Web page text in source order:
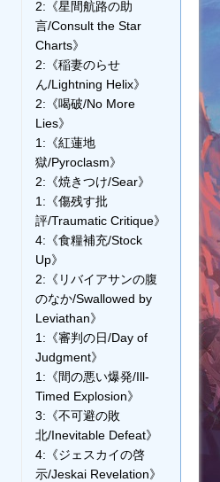
2:《星間航路の助
言/Consult the Star
Charts》
2:《稲妻のらせ
ん/Lightning Helix》
2:《喝破/No More
Lies》
1:《紅蓮地
獄/Pyroclasm》
2:《焼きつけ/Sear》
1:《傷残す批
評/Traumatic Critique》
4:《食糧補充/Stock
Up》
2:《リバイアサンの腹
のなか/Swallowed by
Leviathan》
1:《審判の日/Day of
Judgment》
1:《間の悪い爆発/Ill-
Timed Explosion》
3:《不可避の敗
北/Inevitable Defeat》
4:《ジェスカイの啓
示/Jeskai Revelation》